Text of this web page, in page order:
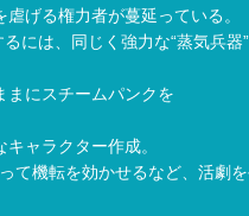
げる権力者が蔓延っている。
には、同じく強力な“蒸気兵器
まにスチームパンクを
ャラクター作成。
て機転を効かせるなど、活劇